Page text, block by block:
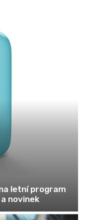
na letní program
novinek